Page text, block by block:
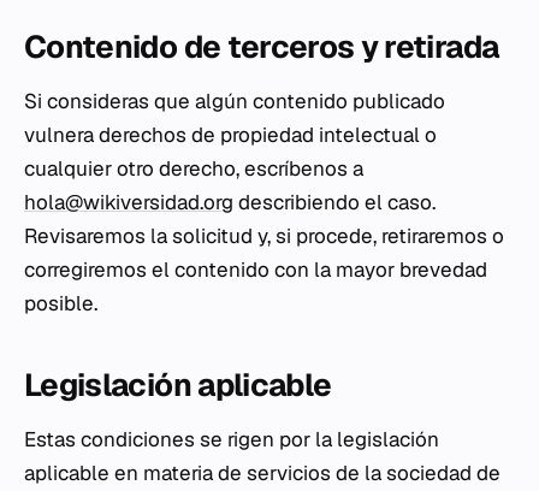
Contenido de terceros y retirada
Si consideras que algún contenido publicado
vulnera derechos de propiedad intelectual o
cualquier otro derecho, escríbenos a
hola@wikiversidad.org describiendo el caso.
Revisaremos la solicitud y, si procede, retiraremos o
corregiremos el contenido con la mayor brevedad
posible.
Legislación aplicable
Estas condiciones se rigen por la legislación
aplicable en materia de servicios de la sociedad de